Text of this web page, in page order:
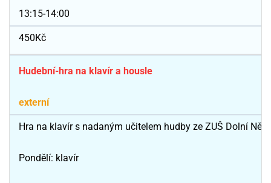
13:15-14:00
450Kč
Hudební-hra na klavír a housle
externí
Hra na klavír s nadaným učitelem hudby ze ZUŠ Dolní
Pondělí: klavír